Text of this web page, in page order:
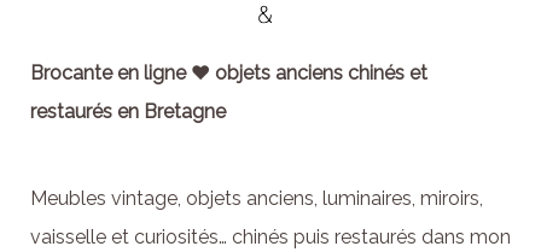
Brocante en ligne ♥ objets anciens chinés et
restaurés en Bretagne
Meubles vintage, objets anciens, luminaires, miroirs,
vaisselle et curiosités… chinés puis restaurés dans mon